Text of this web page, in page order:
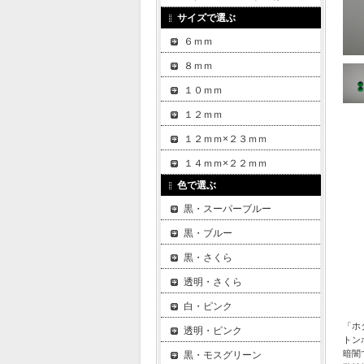
「
ト
暗闇
サイズで選ぶ
６ｍｍ
８ｍｍ
１０ｍｍ
１２ｍｍ
１２ｍｍ×２３ｍｍ
１４ｍｍ×２２ｍｍ
色で選ぶ
黒・スーパーブルー
黒・ブルー
黒・さくら
透明・さくら
白・ピンク
透明・ピンク
黒・モスグリーン